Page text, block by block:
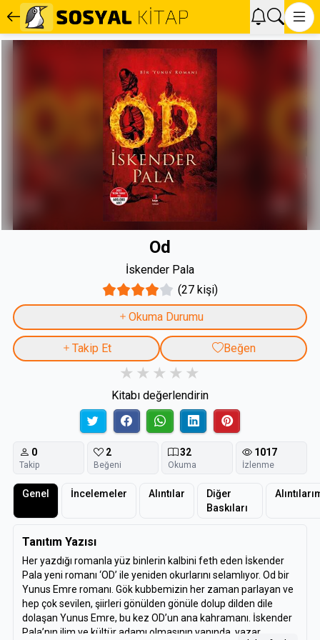
Od
İskender Pala
(27 kişi)
Okuma Durumu
Takip Et Beğen
Kitabı değerlendirin
0
Takip
2
Beğeni
32
Okuma
1017
İzlenme
Genel İncelemeler Alıntılar
Diğer
Baskıları
Tanıtım Yazısı
Her yazdığı romanla yüz binlerin kalbini feth eden İskender
Pala yeni romanı ‘OD’ ile yeniden okurlarını selamlıyor. Od bir
Yunus Emre romanı. Gök kubbemizin her zaman parlayan ve
hep çok sevilen, şiirleri gönülden gönüle dolup dilden dile
dolaşan Yunus Emre, bu kez OD’un ana kahramanı. İskender
Pala’nın ilim ve kültür adamı olmasının yanında, yazar